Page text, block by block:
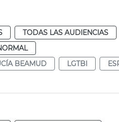
TODAS LAS AUDIENCIAS
BEAMUD LGTBI